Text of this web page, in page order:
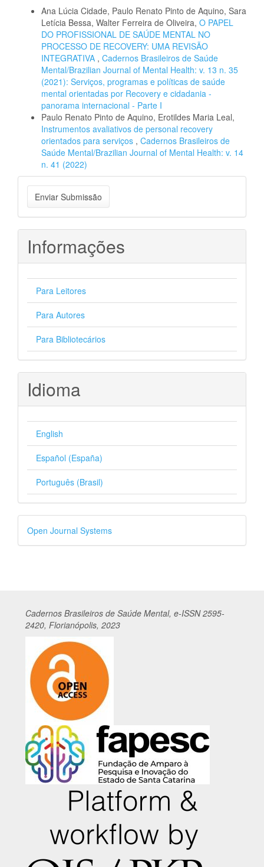
Ana Lúcia Cidade, Paulo Renato Pinto de Aquino, Sara
Letícia Bessa, Walter Ferreira de Oliveira, O PAPEL
DO PROFISSIONAL DE SAÚDE MENTAL NO
PROCESSO DE RECOVERY: UMA REVISÃO
INTEGRATIVA , Cadernos Brasileiros de Saúde
Mental/Brazilian Journal of Mental Health: v. 13 n. 35
(2021): Serviços, programas e políticas de saúde
mental orientadas por Recovery e cidadania -
panorama internacional - Parte I
Paulo Renato Pinto de Aquino, Erotildes Maria Leal,
Instrumentos avaliativos de personal recovery
orientados para serviços , Cadernos Brasileiros de
Saúde Mental/Brazilian Journal of Mental Health: v. 14
n. 41 (2022)
Enviar
Submissão
Enviar Submissão
Informações
Para Leitores
Para Autores
Para Bibliotecários
Idioma
English
Español (España)
Português (Brasil)
Desenvolvido
por
Open Journal Systems
Cadernos Brasileiros de Saúde Mental, e-ISSN 2595-
2420, Florianópolis, 2023